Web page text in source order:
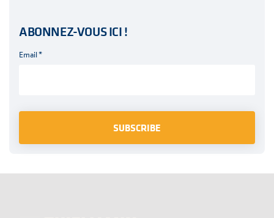
ABONNEZ-VOUS ICI !
Email*